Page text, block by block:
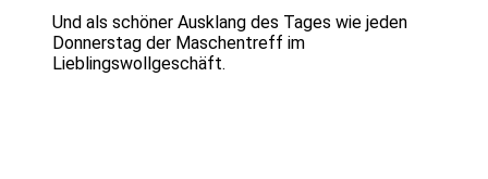
Und als schöner Ausklang des Tages wie jeden
Donnerstag der Maschentreff im
Lieblingswollgeschäft.